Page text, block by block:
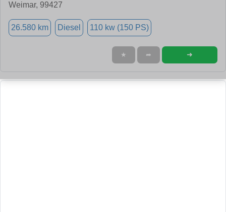
Weimar, 99427
26.580 km Diesel 110 kw (150 PS)
★ ➦ ➜